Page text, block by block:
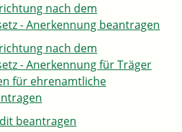
nach dem
- Anerkennung beantragen
nach dem
- Anerkennung für Träger
für ehrenamtliche
beantragen